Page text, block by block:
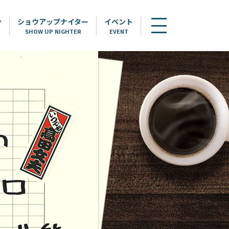
ショウアップナイター
SHOW UP NIGHTER
イベント
EVENT